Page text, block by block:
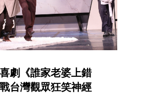
劇《誰家老婆上錯
台灣觀眾狂笑神經